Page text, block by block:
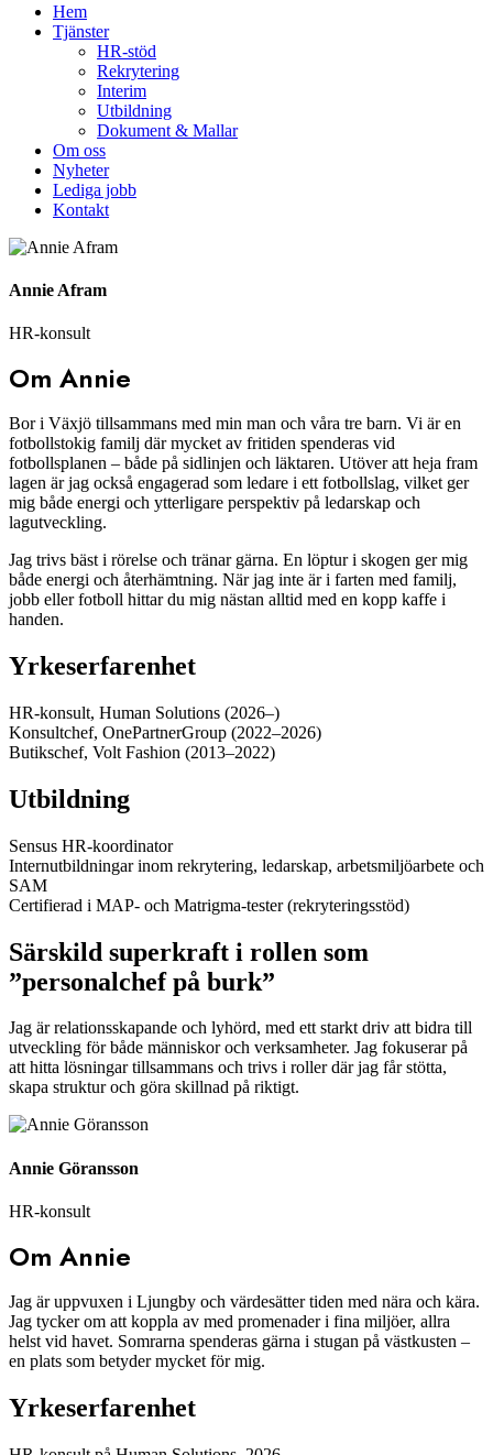
Hem
Tjänster
HR-stöd
Rekrytering
Interim
Utbildning
Dokument & Mallar
Om oss
Nyheter
Lediga jobb
Kontakt
Annie Afram
HR-konsult
Om Annie
Bor i Växjö tillsammans med min man och våra tre barn. Vi är en
fotbollstokig familj där mycket av fritiden spenderas vid
fotbollsplanen – både på sidlinjen och läktaren. Utöver att heja fram
lagen är jag också engagerad som ledare i ett fotbollslag, vilket ger
mig både energi och ytterligare perspektiv på ledarskap och
lagutveckling.
Jag trivs bäst i rörelse och tränar gärna. En löptur i skogen ger mig
både energi och återhämtning. När jag inte är i farten med familj,
jobb eller fotboll hittar du mig nästan alltid med en kopp kaffe i
handen.
Yrkeserfarenhet
HR-konsult, Human Solutions (2026–)
Konsultchef, OnePartnerGroup (2022–2026)
Butikschef, Volt Fashion (2013–2022)
Utbildning
Sensus HR-koordinator
Internutbildningar inom rekrytering, ledarskap, arbetsmiljöarbete och
SAM
Certifierad i MAP- och Matrigma-tester (rekryteringsstöd)
Särskild superkraft i rollen som
”personalchef på burk”
Jag är relationsskapande och lyhörd, med ett starkt driv att bidra till
utveckling för både människor och verksamheter. Jag fokuserar på
att hitta lösningar tillsammans och trivs i roller där jag får stötta,
skapa struktur och göra skillnad på riktigt.
Annie Göransson
HR-konsult
Om Annie
Jag är uppvuxen i Ljungby och värdesätter tiden med nära och kära.
Jag tycker om att koppla av med promenader i fina miljöer, allra
helst vid havet. Somrarna spenderas gärna i stugan på västkusten –
en plats som betyder mycket för mig.
Yrkeserfarenhet